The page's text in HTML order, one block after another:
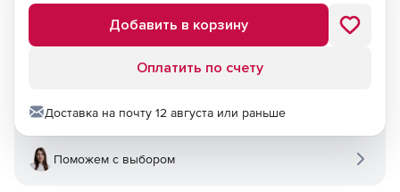
Добавить в корзину
Оплатить по счету
Доставка на почту 12 августа или раньше
Поможем с выбором